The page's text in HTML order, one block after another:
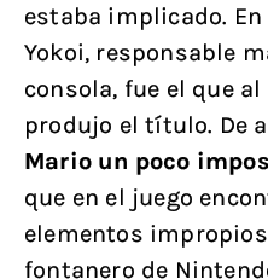
estaba implicado. En
Yokoi, responsable
consola, fue el que al
produjo el título. De
Mario un poco
que en el juego
elementos
fontanero de